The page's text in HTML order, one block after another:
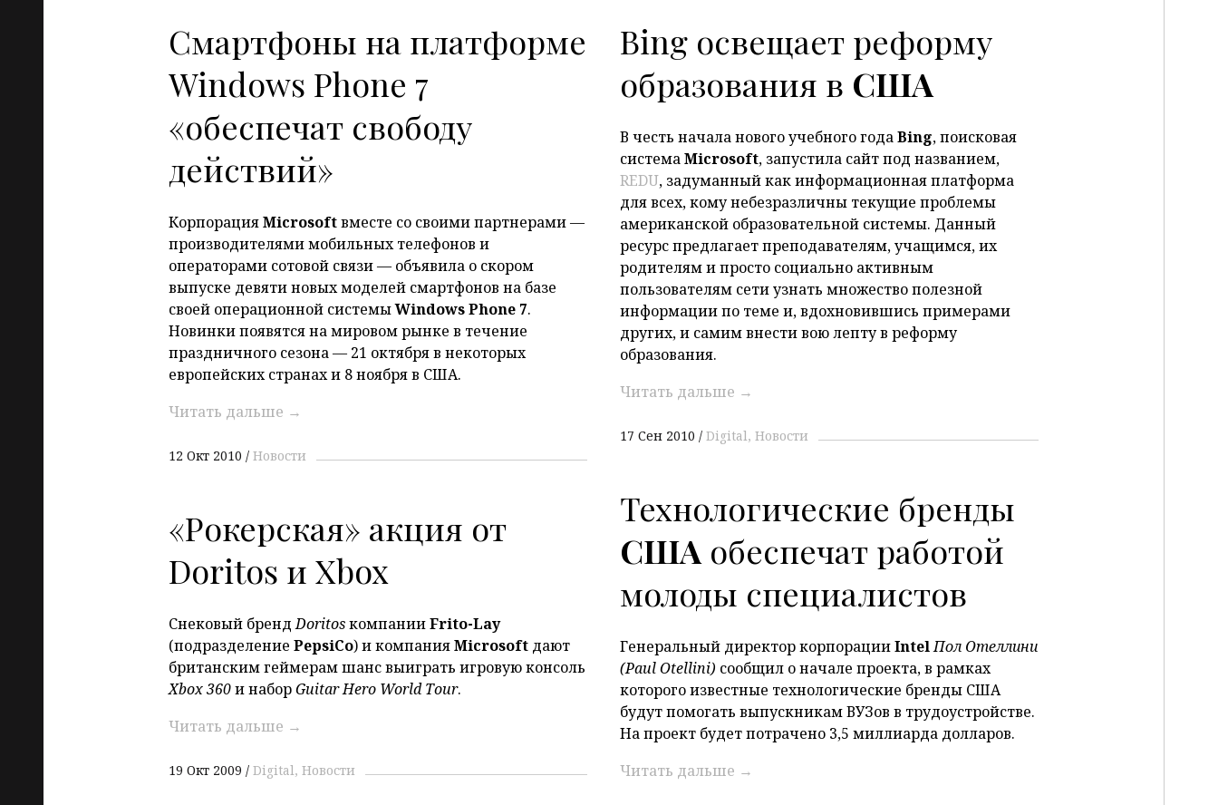
Смартфоны на платформе
Windows Phone 7
«обеспечат свободу
действий»P
КорпорацияMicrosoftвместе со своими партнерами —
производителями мобильных телефонов и
операторами сотовой связи — объявила о скором
выпуске девяти новых моделей смартфонов на базе
своей операционной системыWindows Phone 7.
Новинки появятся на мировом рынке в течение
праздничного сезона — 21 октября в некоторых
европейских странах и 8 ноября в США.
Читать дальше →
12 Окт 2010 Новости
Bing освещает реформу
образования в США
P
В честь начала нового учебного годаBing, поисковая
системаMicrosoft, запустила сайт под названием,
REDU, задуманный как информационная платформа
для всех, кому небезразличны текущие проблемы
американской образовательной системы. Данный
ресурс предлагает преподавателям, учащимся, их
родителям и просто социально активным
пользователям сети узнать множество полезной
информации по теме и, вдохновившись примерами
других, и самим внести вою лепту в реформу
образования.
Читать дальше →
17 Сен 2010 Digital Новости
Технологические бренды
США обеспечат работой
молоды специалистов
P
Генеральный директор корпорацииIntelПол Отеллини
(Paul Otellini) сообщил о начале проекта, в рамках
которого известные технологические бренды США
будут помогать выпускникам ВУЗов в трудоустройстве.
На проект будет потрачено 3,5 миллиарда долларов.
Читать дальше →
«Рокерская» акция от
Doritos и Xbox
Снековый брендDoritosкомпанииFrito-Lay
(подразделение PepsiCo) и компанияMicrosoft дают
британским геймерам шанс выиграть игровую консоль
Xbox 360и наборGuitar Hero World Tour.
Читать дальше →
19 Окт 2009 Digital Новости